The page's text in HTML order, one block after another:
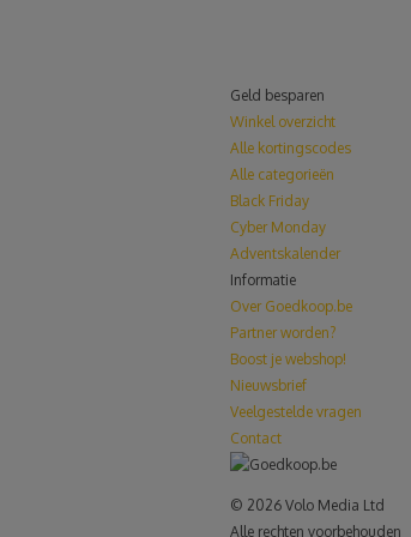
Geld besparen
Winkel overzicht
Alle kortingscodes
Alle categorieën
Black Friday
Cyber Monday
Adventskalender
Informatie
Over Goedkoop.be
Partner worden?
Boost je webshop!
Nieuwsbrief
Veelgestelde vragen
Contact
© 2026 Volo Media Ltd
Alle rechten voorbehouden